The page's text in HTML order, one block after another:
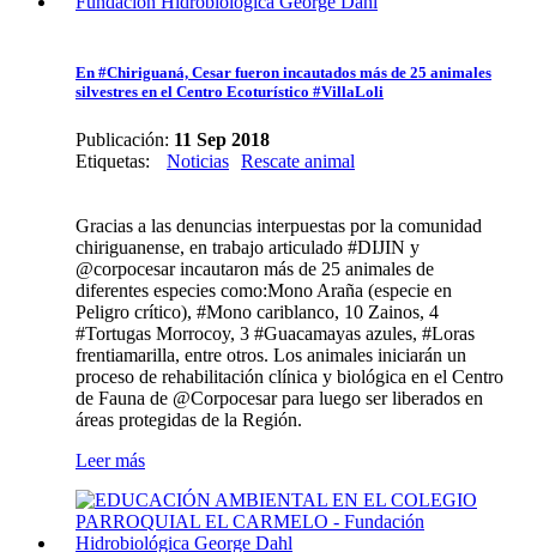
En #Chiriguaná, Cesar fueron incautados más de 25 animales
silvestres en el Centro Ecoturístico #VillaLoli
Publicación: 11 Sep 2018
Etiquetas: Noticias Rescate animal
Gracias a las denuncias interpuestas por la comunidad
chiriguanense, en trabajo articulado #DIJIN y
@corpocesar incautaron más de 25 animales de
diferentes especies como:Mono Araña (especie en
Peligro crítico), #Mono cariblanco, 10 Zainos, 4
#Tortugas Morrocoy, 3 #Guacamayas azules, #Loras
frentiamarilla, entre otros. Los animales iniciarán un
proceso de rehabilitación clínica y biológica en el Centro
de Fauna de @Corpocesar para luego ser liberados en
áreas protegidas de la Región.
Leer más